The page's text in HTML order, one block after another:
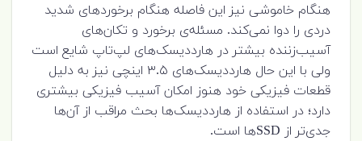
هنگام خاموشی نیز این فاصله هنگام برخوردهای شدید
دردی را دوا نمی‌کند. مسئله‌ی برخورد و تکان‌های
آسیب‌زننده بیشتر در هارددیسک‌های لپ‌تاپ شایع است
ولی با این حال هارددیسک‌های ۳.۵ اینچی نیز به دلیل
قطعات فیزیکی خود هنوز امکان آسیب فیزیکی بیشتری
دارد؛ در استفاده از هارددیسک‌‌ها بحث مراقب از آن‌ها
جدی‌تر از SSD‌ها است.